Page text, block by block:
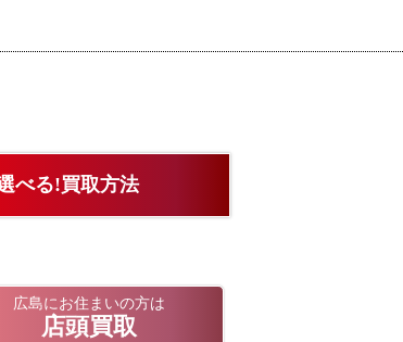
べる!買取方法
広島にお住まいの方は
店頭買取